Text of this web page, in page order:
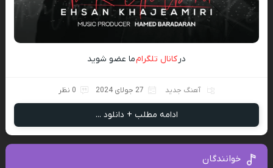
درکانال تلگرامما عضو شوید
آهنگ جدید 27 جولای 2024 0 نظر
ادامه مطلب + دانلود ...
خوانندگان